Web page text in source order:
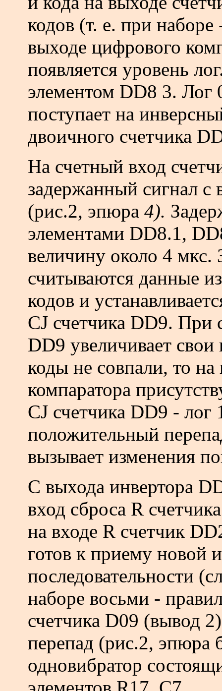
кодов (т. е. при
выходе цифрового
появляется уровень
элементом DD8 3. Лог
поступает на
двоичного счетчика
На счетный вход
задержанный сигнал с
(рис.2, эпюра 4).
элементами DD8.1,
величину около 4 мкс.
считываются данные
кодов и
CJ счетчика DD9. При
DD9 увеличивает
коды не совпали, то
компаратора
CJ счетчика DD9 - лог
положительный
вызывает изменения
С выхода инвертора
вход сброса R
на входе R счетчик
готов к приему новой
последовательности
наборе восьми -
счетчика D09 (вывод
перепад (рис.2, эпюра
одновибратор